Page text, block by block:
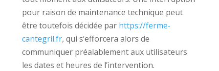
pour raison de maintenance technique peut
être toutefois décidée par https://ferme-
cantegril.fr, qui s’efforcera alors de
communiquer préalablement aux utilisateurs
les dates et heures de l’intervention.